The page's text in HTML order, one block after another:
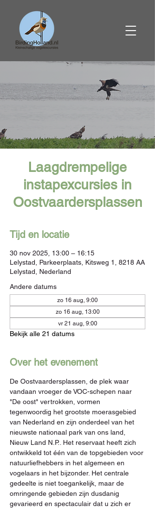
Laagdrempelige
instapexcursies in
Oostvaardersplassen
Tijd en locatie
30 nov 2025, 13:00 – 16:15
Lelystad, Parkeerplaats, Kitsweg 1, 8218 AA
Lelystad, Nederland
Andere datums
zo 16 aug, 9:00
zo 16 aug, 13:00
vr 21 aug, 9:00
Bekijk alle 21 datums
Over het evenement
De Oostvaardersplassen, de plek waar
vandaan vroeger de VOC-schepen naar
"De oost" vertrokken, vormen
tegenwoordig het grootste moerasgebied
van Nederland en zijn onderdeel van het
nieuwste nationaal park van ons land,
Nieuw Land N.P.. Het reservaat heeft zich
ontwikkeld tot één van de topgebieden voor
natuurliefhebbers in het algemeen en
vogelaars in het bijzonder. Het centrale
gedeelte is niet toegankelijk, maar de
omringende gebieden zijn dusdanig
gevarieerd en spectaculair dat u zich er